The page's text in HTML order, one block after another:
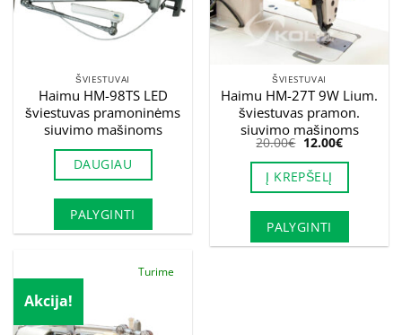
ŠVIESTUVAI
Haimu HM-98TS LED
šviestuvas pramoninėms
siuvimo mašinoms
DAUGIAU
PALYGINTI
ŠVIESTUVAI
Haimu HM-27T 9W Lium.
šviestuvas pramon.
siuvimo mašinoms
20.00€ Original
price
was:
20.00€.
12.00€Current
price
is:
Į KREPŠELĮ
PALYGINTI
Akcija!
Turime